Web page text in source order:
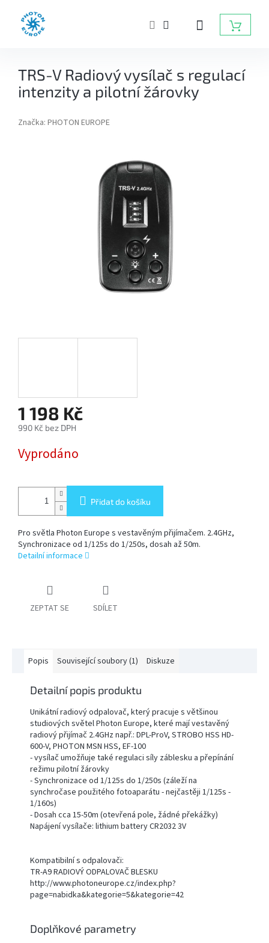
KOŠÍK
SVĚTLA
DO
FOTOATELIÉRU
BATERIOVÉ
PŘÍSLUŠENSTVÍ
BLESKY
PŘÍSLUŠENSTVÍ
FOTOGRAFICKÁ
POZADÍ
PŘÍSLUŠENSTVÍ
FOTOAPARÁTŮM
DSLR
VÝBOJKY,
ZBOŽÍ
Přihlášení
TRS-V Radiový vysílač s regulací
intenzity a pilotní žárovky
Značka: PHOTON EUROPE
1 198 Kč
990 Kč bez DPH
cena:
Vyprodáno
Přidat do košíku
Pro světla Photon Europe s vestavěným přijímačem. 2.4GHz,
Synchronizace od 1/125s do 1/250s, dosah až 50m.
Detailní informace
ZEPTAT SE SDÍLET
Popis Související soubory (1) Diskuze
Detailní popis produktu
Unikátní radiový odpalovač, který pracuje s většinou
studiových světel Photon Europe, které mají vestavěný
radiový přijímač 2.4GHz např.: DPL-ProV, STROBO HSS HD-
600-V, PHOTON MSN HSS, EF-100
- vysílač umožňuje také regulaci síly záblesku a přepínání
režimu pilotní žárovky
- Synchronizace od 1/125s do 1/250s (záleží na
synchročase použitého fotoaparátu - nejčastěji 1/125s -
1/160s)
- Dosah cca 15-50m (otevřená pole, žádné překážky)
Napájení vysílače: lithium battery CR2032 3V
Kompatibilní s odpalovači:
TR-A9 RADIOVÝ ODPALOVAČ BLESKU
http://www.photoneurope.cz/index.php?
page=nabidka&kategorie=5&kategorie=42
Doplňkové parametry